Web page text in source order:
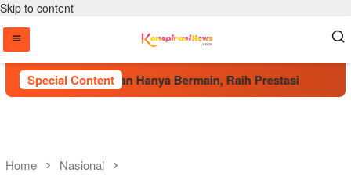
Skip to content
Special Content
Jangan Hanya Bermain, Raih Prestasi
Home Nasional